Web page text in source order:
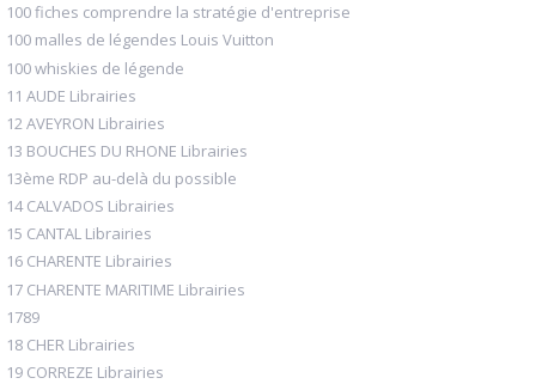
100 fiches comprendre la stratégie d'entreprise
100 malles de légendes Louis Vuitton
100 whiskies de légende
11 AUDE Librairies
12 AVEYRON Librairies
13 BOUCHES DU RHONE Librairies
13ème RDP au-delà du possible
14 CALVADOS Librairies
15 CANTAL Librairies
16 CHARENTE Librairies
17 CHARENTE MARITIME Librairies
1789
18 CHER Librairies
19 CORREZE Librairies